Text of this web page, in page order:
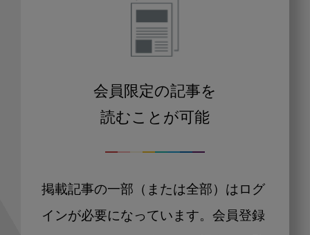
会員限定の記事を
読むことが可能
掲載記事の一部（または全部）はログ
インが必要になっています。会員登録